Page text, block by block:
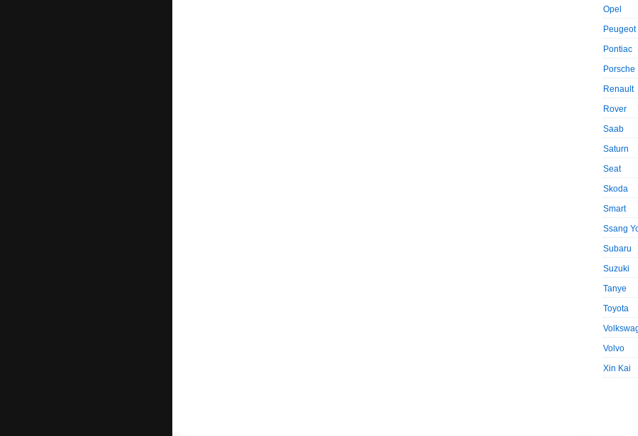
Opel
Peugeot
Pontiac
Porsche
Renault
Rover
Saab
Saturn
Seat
Skoda
Smart
Ssang
Subaru
Suzuki
Tanye
Toyota
Volvo
Xin Kai